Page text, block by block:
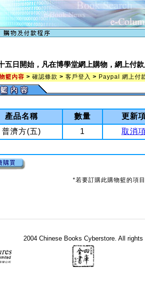
五日開始，凡在博學堂網上購物，網上付
籃內容 > 確認條款 > 客戶登入 > Paypal 網上付
產品名稱 數量
更新
普濟方(五)
1 取消
*若要訂購此購物籃的項
2004 Chinese Books Cyberstore. All rights